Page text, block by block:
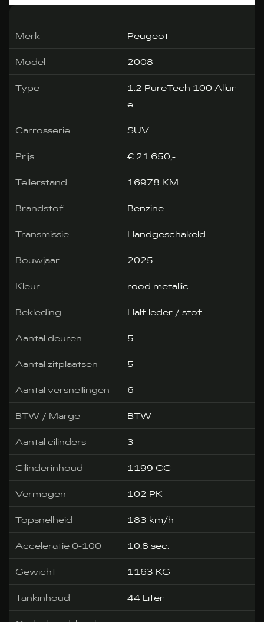
Merk Peugeot
Model 2008
Type
1.2 PureTech 100 Allur
e
Carrosserie SUV
Prijs € 21.650,-
Tellerstand 16978 KM
Brandstof Benzine
Transmissie Handgeschakeld
Bouwjaar 2025
Kleur rood metallic
Bekleding Half leder / stof
Aantal deuren 5
Aantal zitplaatsen 5
Aantal versnellingen 6
BTW / Marge BTW
Aantal cilinders 3
Cilinderinhoud 1199 CC
Vermogen 102 PK
Topsnelheid 183 km/h
Acceleratie 0-100 10.8 sec.
Gewicht 1163 KG
Tankinhoud 44 Liter